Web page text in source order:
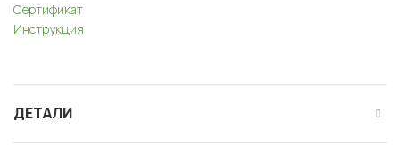
Сертификат
Инструкция
ДЕТАЛИ